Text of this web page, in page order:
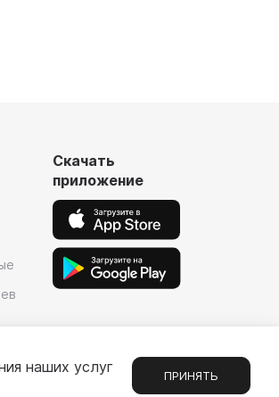
Скачать
приложение
наших услуг
ПРИНЯТЬ